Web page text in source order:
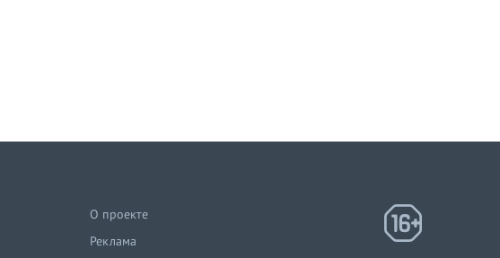
О проекте
Реклама